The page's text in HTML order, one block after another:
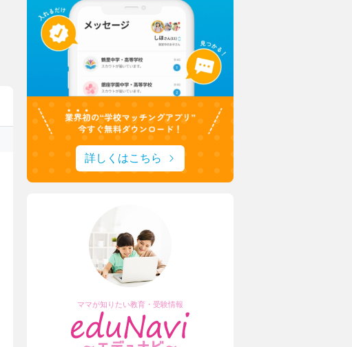
詳しくはこちら
ママが知りたい教育・受験情報